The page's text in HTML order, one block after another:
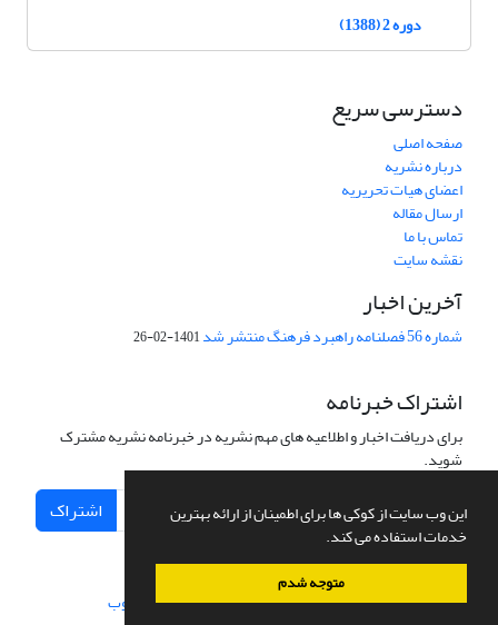
این وب سایت از کوکی ها برای اطمینان از ارائه بهترین
خدمات استفاده می کند.
متوجه شدم
دوره 2 (1388)
دسترسی سریع
صفحه اصلی
درباره نشریه
اعضای هیات تحریریه
ارسال مقاله
تماس با ما
نقشه سایت
آخرین اخبار
شماره 56 فصلنامه راهبرد فرهنگ منتشر شد 1401-02-26
اشتراک خبرنامه
برای دریافت اخبار و اطلاعیه های مهم نشریه در خبرنامه نشریه مشترک
شوید.
اشتراک
سامانه مدیریت نشریات علمی.طراحی و پیاده سازی از سیناوب